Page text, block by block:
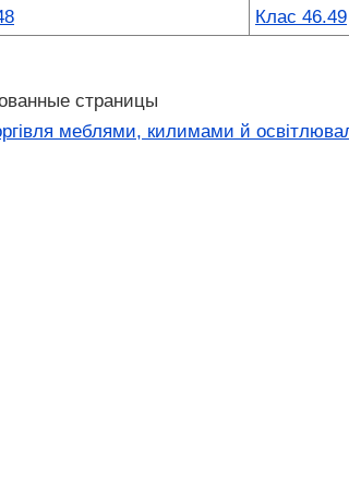
Клас 46.49
страницы
меблями, килимами й